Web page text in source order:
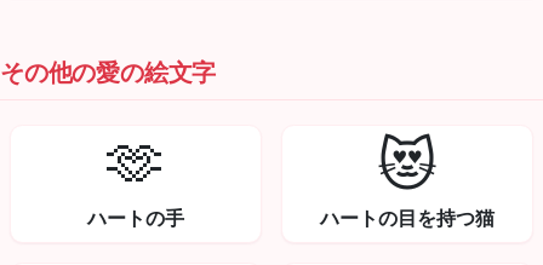
その他の愛の絵文字
🫶
ハートの手
😻
ハートの目を持つ猫